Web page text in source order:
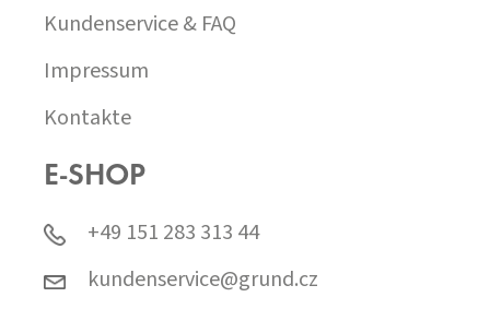
Kundenservice & FAQ
Impressum
Kontakte
E-SHOP
+49 151 283 313 44
kundenservice@grund.cz